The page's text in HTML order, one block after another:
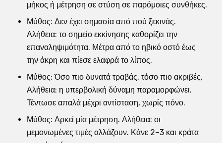
μήκος ή μέτρηση σε στύση σε παρόμοιες συνθήκες.
Μύθος: Δεν έχει σημασία από πού ξεκινάς.
Αλήθεια: το σημείο εκκίνησης καθορίζει την
επαναληψιμότητα. Μέτρα από το ηβικό οστό έως
την άκρη και πίεσε ελαφρά το λίπος.
Μύθος: Όσο πιο δυνατά τραβάς, τόσο πιο ακριβές.
Αλήθεια: η υπερβολική δύναμη παραμορφώνει.
Τέντωσε απαλά μέχρι αντίσταση, χωρίς πόνο.
Μύθος: Αρκεί μία μέτρηση. Αλήθεια: οι
μεμονωμένες τιμές αλλάζουν. Κάνε 2–3 και κράτα